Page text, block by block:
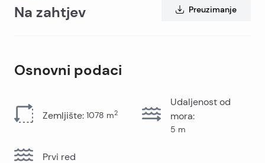
Na zahtjev Preuzimanje
Osnovni podaci
Zemljište: 1078 m2
Udaljenost od
mora:
5 m
Prvi red